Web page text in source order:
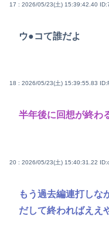
17 : 2026/05/23(土) 15:39:42.40
ウ●コて誰だよ
18 : 2026/05/23(土) 15:39:55.83
半年後に回想が終わ
20 : 2026/05/23(土) 15:40:31.22
もう過去編連打しな
だして終わればええ